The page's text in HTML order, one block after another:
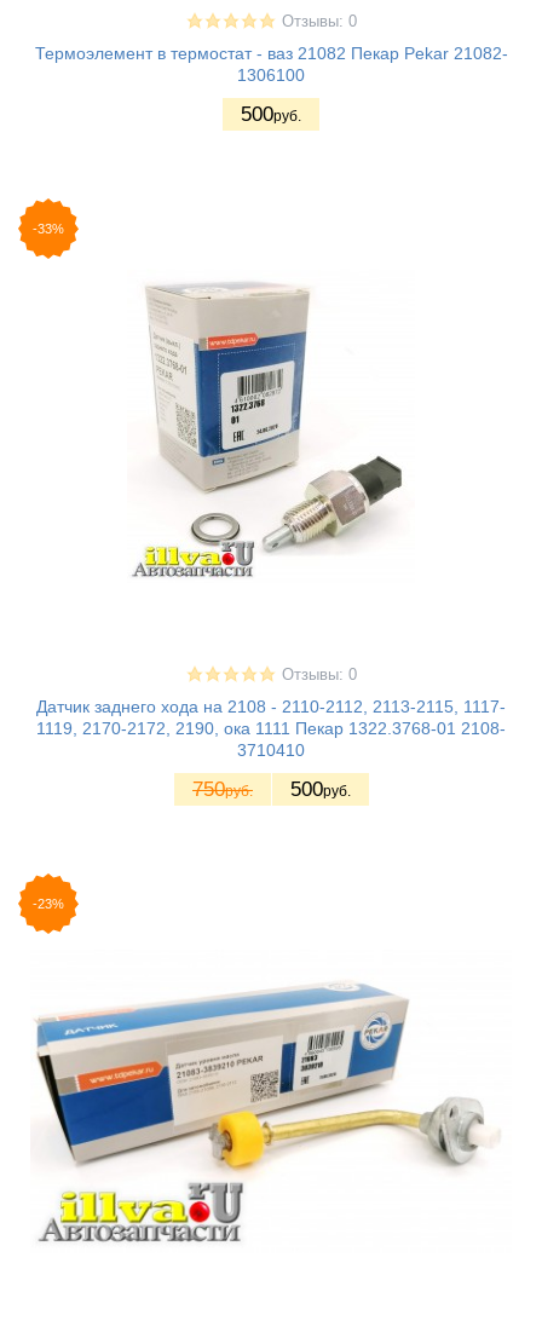
Отзывы: 0
Термоэлемент в термостат - ваз 21082 Пекар Pekar 21082-
1306100
500руб.
-33%
Отзывы: 0
Датчик заднего хода на 2108 - 2110-2112, 2113-2115, 1117-
1119, 2170-2172, 2190, ока 1111 Пекар 1322.3768-01 2108-
3710410
750руб. 500руб.
-23%